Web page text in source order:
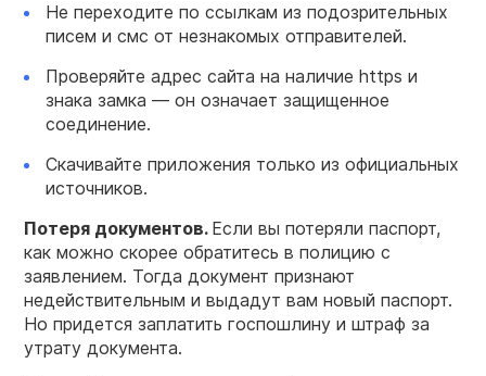
Не переходите по ссылкам из подозрительных
писем и смс от незнакомых отправителей.
Проверяйте адрес сайта на наличие https и
знака замка — он означает защищенное
соединение.
Скачивайте приложения только из официальных
источников.
Потеря документов. Если вы потеряли паспорт,
как можно скорее обратитесь в полицию с
заявлением. Тогда документ признают
недействительным и выдадут вам новый паспорт.
Но придется заплатить госпошлину и штраф за
утрату документа.